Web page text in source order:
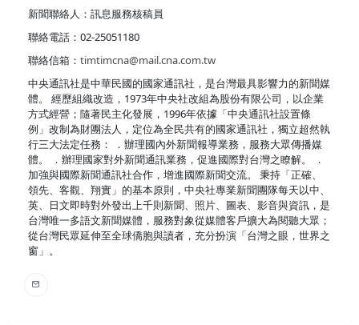
新聞聯絡人：訊息服務核稿員
聯絡電話：02-25051180
聯絡信箱： timtimcna@mail.cna.com.tw
中央通訊社是中華民國的國家通訊社，是台灣最具影響力的新聞媒
體。 經歷組織改造，1973年中央社改組為股份有限公司，以企業
方式經營；隨著民主化發展，1996年依據「中央通訊社設置條
例」改制為財團法人，定位為全民共有的國家通訊社，獨立超然執
行三大法定任務： ．辦理國內外新聞報導業務，服務大眾傳播媒
體。 ．辦理國家對外新聞通訊業務，促進國際對台灣之瞭解。 ．
加強與國際新聞通訊社合作，增進國際新聞交流。 秉持「正確、
領先、客觀、翔實」的基本原則，中央社專業新聞團隊每天以中、
英、日文即時對外發出上千則新聞、照片、圖表、影音與資訊，是
台灣唯一多語文新聞媒體，服務對象從媒體客戶擴大為閱聽大眾；
從台灣民眾延伸至全球僑胞與讀者，充分扮演「台灣之眼，世界之
窗」。